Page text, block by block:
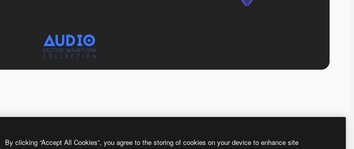
By clicking “Accept All Cookies”, you agree to the storing of cookies on your device to enhance site